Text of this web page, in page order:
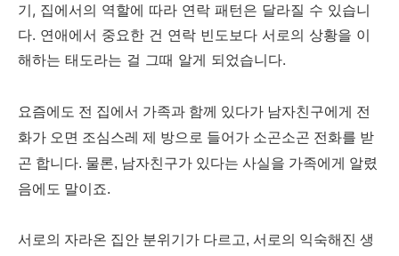
기, 집에서의 역할에 따라 연락 패턴은 달라질 수 있습니
다. 연애에서 중요한 건 연락 빈도보다 서로의 상황을 이
해하는 태도라는 걸 그때 알게 되었습니다.
요즘에도 전 집에서 가족과 함께 있다가 남자친구에게 전
화가 오면 조심스레 제 방으로 들어가 소곤소곤 전화를 받
곤 합니다. 물론, 남자친구가 있다는 사실을 가족에게 알렸
음에도 말이죠.
서로의 자라온 집안 분위기가 다르고, 서로의 익숙해진 생